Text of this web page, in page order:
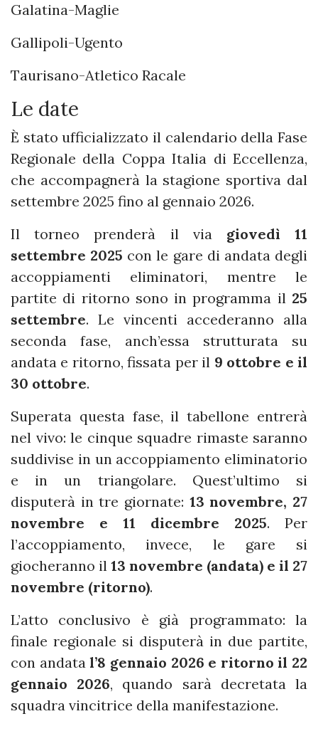
Galatina-Maglie
Gallipoli-Ugento
Taurisano-Atletico Racale
Le date
È stato ufficializzato il calendario della Fase
Regionale della Coppa Italia di Eccellenza,
che accompagnerà la stagione sportiva dal
settembre 2025 fino al gennaio 2026.
Il torneo prenderà il via giovedì 11
settembre 2025 con le gare di andata degli
accoppiamenti eliminatori, mentre le
partite di ritorno sono in programma il 25
settembre. Le vincenti accederanno alla
seconda fase, anch’essa strutturata su
andata e ritorno, fissata per il 9 ottobre e il
30 ottobre.
Superata questa fase, il tabellone entrerà
nel vivo: le cinque squadre rimaste saranno
suddivise in un accoppiamento eliminatorio
e in un triangolare. Quest’ultimo si
disputerà in tre giornate: 13 novembre, 27
novembre e 11 dicembre 2025. Per
l’accoppiamento, invece, le gare si
giocheranno il 13 novembre (andata) e il 27
novembre (ritorno).
L’atto conclusivo è già programmato: la
finale regionale si disputerà in due partite,
con andatal’8 gennaio 2026 e ritorno il 22
gennaio 2026, quando sarà decretata la
squadra vincitrice della manifestazione.